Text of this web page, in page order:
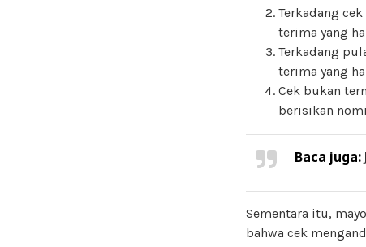
Terkadang
terima yang
Terkadang
terima yang
Cek bukan
berisikan
Baca juga:
Sementara itu,
bahwa cek